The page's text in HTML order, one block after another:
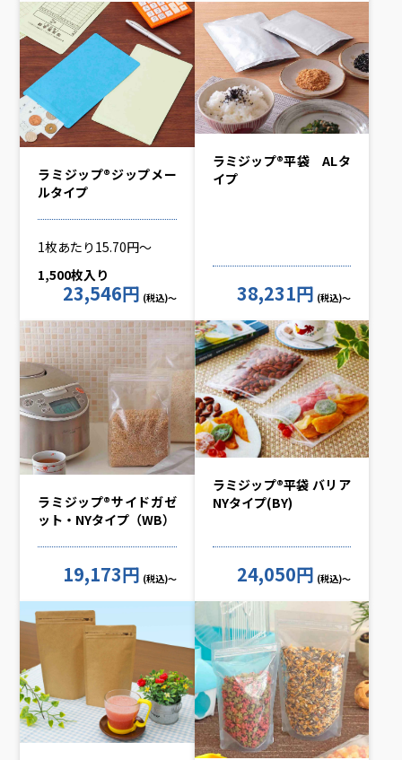
ラミジップ®ジップメー
ルタイプ
1枚あたり15.70円～
1,500枚入り
23,546円 (税込)～
ラミジップ®平袋 ALタ
イプ
38,231円 (税込)～
ラミジップ®サイドガゼ
ット・NYタイプ（WB）
19,173円 (税込)～
ラミジップ®平袋 バリア
NYタイプ(BY)
24,050円 (税込)～